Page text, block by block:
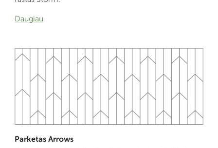
Daugiau
Parketas Arrows